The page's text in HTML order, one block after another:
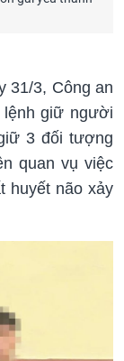
31/3, Công an
giữ người
3 đối tượng
quan vụ việc
huyết não xảy